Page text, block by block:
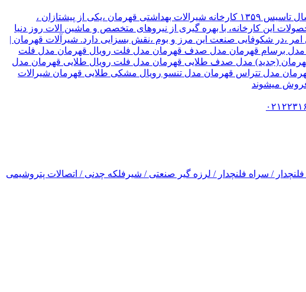
شیرآلات قهرمان نوع سازمان شرکت موقعیت تهران, تهران نام مدیر قهرمان نیک جو سال تاسیس ۱۳۵۹ کارخانه شیرالات بهداشتی قهرمان ،یکی از پیشتازان ،
این کارخانه، با بهره گیری از نیروهای متخصص و ماشین الات روز دنیا
را به بیش از ۳۰ کشور جهان صادر میکند، که این امر ،در شکوفایی صنعت این مرز و بوم ،نقش بسزایی دارد. شیرآلات قهرمان |
مدل برسام قهرمان مدل صدف قهرمان مدل فلت رویال قهرمان مدل فلت
قهرمان (جدید) مدل صدف طلایی قهرمان مدل فلت رویال طلایی قهرمان مدل
مدل تتراس قهرمان مدل تنسو رویال مشکی طلایی قهرمان شیرالات
/ سراه فلنچدار / لرزه گیر صنعتی / شیرفلکه چدنی / اتصالات پتروشیمی